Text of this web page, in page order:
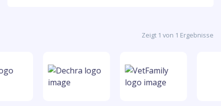
Zeigt 1 von 1 Ergebnisse